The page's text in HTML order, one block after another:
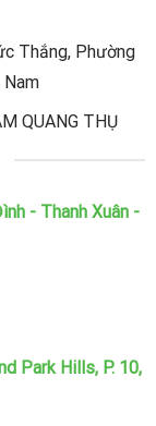
Thắng, Phường
QUANG THỤ
- Thanh Xuân -
Park Hills, P. 10,